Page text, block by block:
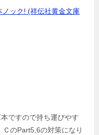
ック! (祥伝社黄金文庫
ですので持ち運びやす
のPart5,6の対策になり